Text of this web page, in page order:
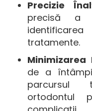
Precizie
precisă a
tratamente.
Minimizarea
de a
parcursul
ortodontul